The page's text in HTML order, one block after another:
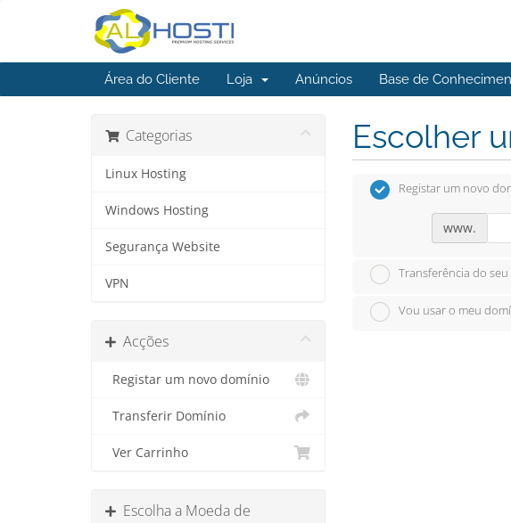
Área do Cliente Loja Anúncios Base de
Categorias
Linux Hosting
Windows Hosting
Segurança Website
VPN
Acções
Registar um novo domínio
Transferir Domínio
Ver Carrinho
Escolha a Moeda de
Escolher
Registar um novo
www.
Transferência do
Vou usar o meu